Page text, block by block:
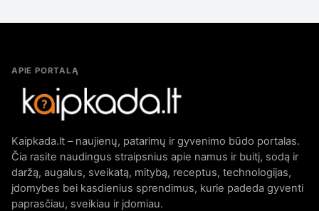
APIE PORTALĄ
Kaipkada.lt – naujienų, patarimų ir gyvenimo būdo portalas.
Čia rasite naudingus straipsnius apie namus ir buitį, sodą ir
daržą, augalus, sveikatą, mitybą, receptus, technologijas,
įdomybes bei kasdienius sprendimus, kurie padeda gyventi
paprasčiau, sveikiau ir įdomiau.